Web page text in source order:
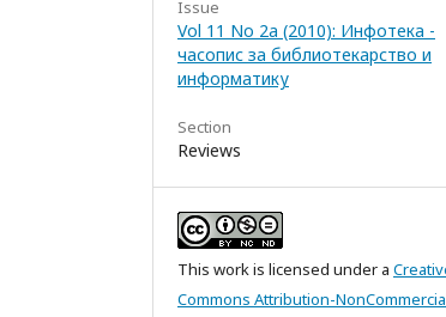
Issue
Vol 11 No 2a (2010): Инфотека -
часопис за библиотекарство и
информатику
Section
Reviews
This work is licensed under a
Commons Attribution-